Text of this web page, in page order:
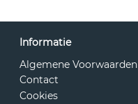
Informatie
Algemene Voorwaarden
Contact
Cookies